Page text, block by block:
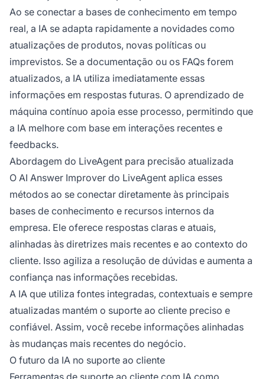
Ao se conectar a bases de conhecimento em tempo
real, a IA se adapta rapidamente a novidades como
atualizações de produtos, novas políticas ou
imprevistos. Se a documentação ou os FAQs forem
atualizados, a IA utiliza imediatamente essas
informações em respostas futuras. O aprendizado de
máquina contínuo apoia esse processo, permitindo que
a IA melhore com base em interações recentes e
feedbacks.
Abordagem do LiveAgent para precisão atualizada
O AI Answer Improver do LiveAgent aplica esses
métodos ao se conectar diretamente às principais
bases de conhecimento e recursos internos da
empresa. Ele oferece respostas claras e atuais,
alinhadas às diretrizes mais recentes e ao contexto do
cliente. Isso agiliza a resolução de dúvidas e aumenta a
confiança nas informações recebidas.
A IA que utiliza fontes integradas, contextuais e sempre
atualizadas mantém o suporte ao cliente preciso e
confiável. Assim, você recebe informações alinhadas
às mudanças mais recentes do negócio.
O futuro da IA no suporte ao cliente